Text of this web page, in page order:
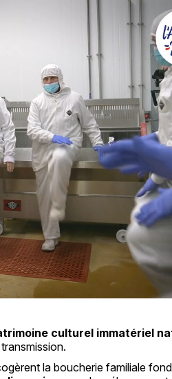
culturel immatériel
la boucherie familiale